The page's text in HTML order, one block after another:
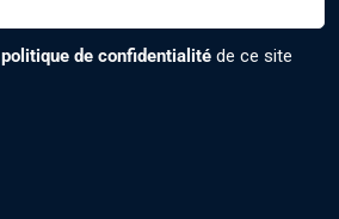
politique de confidentialité de ce site